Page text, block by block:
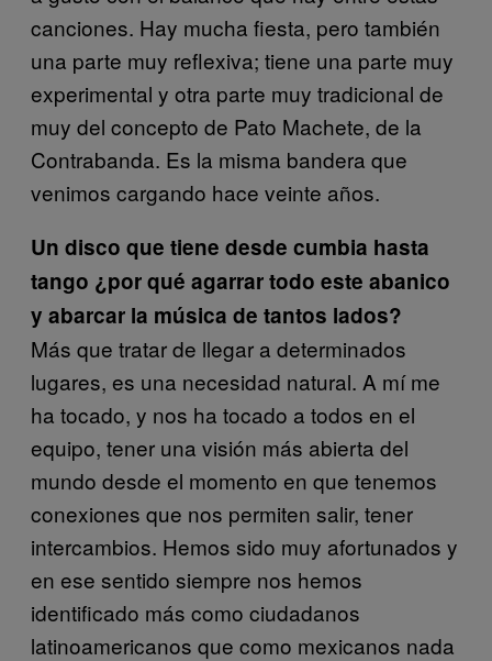
canciones. Hay mucha fiesta, pero también
una parte muy reflexiva; tiene una parte muy
experimental y otra parte muy tradicional de
muy del concepto de Pato Machete, de la
Contrabanda. Es la misma bandera que
venimos cargando hace veinte años.
Un disco que tiene desde cumbia hasta
tango ¿por qué agarrar todo este abanico
y abarcar la música de tantos lados?
Más que tratar de llegar a determinados
lugares, es una necesidad natural. A mí me
ha tocado, y nos ha tocado a todos en el
equipo, tener una visión más abierta del
mundo desde el momento en que tenemos
conexiones que nos permiten salir, tener
intercambios. Hemos sido muy afortunados y
en ese sentido siempre nos hemos
identificado más como ciudadanos
latinoamericanos que como mexicanos nada